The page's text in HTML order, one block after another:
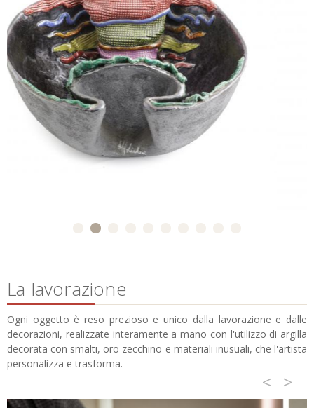
La lavorazione
Ogni oggetto è reso prezioso e unico dalla lavorazione e dalle
decorazioni, realizzate interamente a mano con l'utilizzo di argilla
decorata con smalti, oro zecchino e materiali inusuali, che l'artista
personalizza e trasforma.
< >